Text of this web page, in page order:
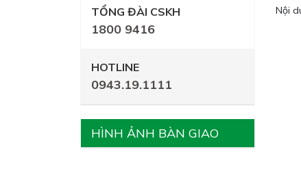
Nội
TỔNG ĐÀI CSKH
1800 9416
HOTLINE
0943.19.1111
HÌNH ẢNH BÀN GIAO